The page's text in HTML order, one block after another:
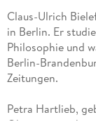
Claus-Ulrich
in Berlin. Er
Philosophie und
Berlin-
Zeitungen.
Petra Hartlieb,
Oberösterreich